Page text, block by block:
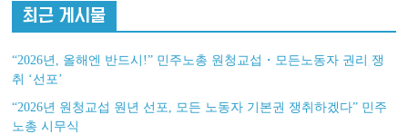
최근 게시물
“2026년, 올해엔 반드시!” 민주노총 원청교섭・모든노동자 권리 쟁
취 ‘선포’
“2026년 원청교섭 원년 선포, 모든 노동자 기본권 쟁취하겠다” 민주
노총 시무식